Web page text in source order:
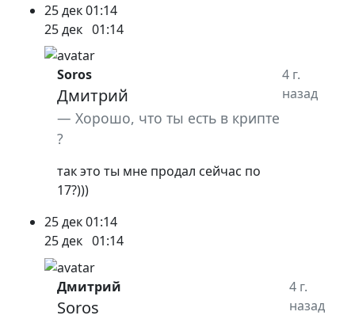
25 дек01:14
25 дек 01:14
Soros
Дмитрий
Хорошо, что ты есть в крипте
?
так это ты мне продал сейчас по
17?)))
4 г.
назад
25 дек01:14
25 дек 01:14
Дмитрий
Soros
4 г.
назад